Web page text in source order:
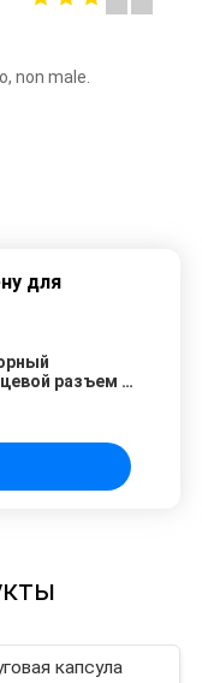
non male.
для
разъем 0
капсула